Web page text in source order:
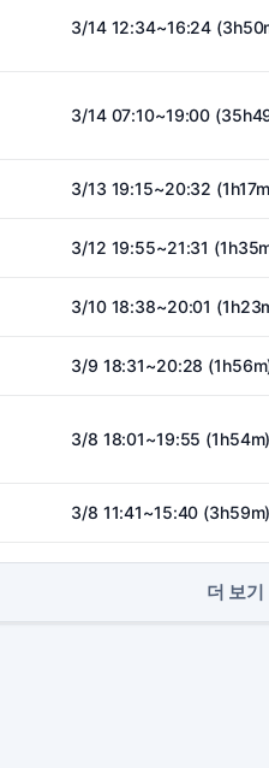
3/14 12:34~16:24
3/14 07:10~19:00
3/13 19:15~20:32
3/12 19:55~21:31
3/10 18:38~20:01
3/9 18:31~20:28
3/8 18:01~19:55 (1h54m)
3/8 11:41~15:40 (3h59m)
더 보기